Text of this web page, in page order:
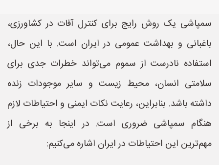
سمپاشی یک روش رایج برای کنترل آفات در کشاورزی،
باغبانی و بهداشت عمومی در ایران است. با این حال،
استفاده نادرست از سموم می‌تواند خطرات جدی برای
سلامتی انسان، محیط زیست و سایر موجودات زنده
داشته باشد. بنابراین، رعایت نکات ایمنی و احتیاطات لازم
هنگام سمپاشی ضروری است. در اینجا به برخی از
مهم‌ترین این احتیاطات در ایران اشاره می‌کنیم: